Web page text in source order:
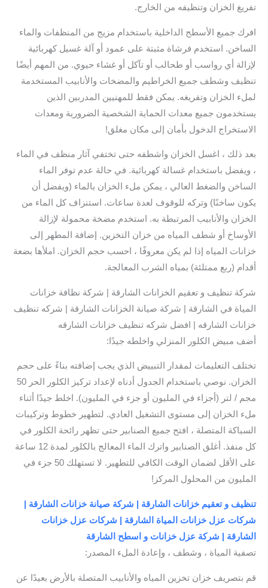
تفريغ الخزان وتنظيفه من الخارج.
افرك جميع الأسطح الداخلية باستخدام مزيج من المنظفات والماء
الساخن. استخدم فرشاة مثبتة على عمود أو آلة غسيل كهربائية
لإزالة أي رواسب أو طحالب أو تآكل أو غشاء حيوي. من المهم أيضًا
تنظيف وشطف جميع الخراطيم والمضخات والأنابيب المستخدمة
لملء الخزان وتفريغه. يمكن فقط للمهنيين المدربين الذين
يستخدمون جميع معدات الحماية الشخصية الضرورية ومعدات
الاستخراج الدخول بأمان إلى مكان مغلق!
بعد ذلك ، اغسل الخزان واشطفه حتى تختفي آثار منظف في الماء
، ويفضل باستخدام غسالة كهربائية. في حالة عدم توفر الماء
الساخن والضغط العالي ، يمكن ملء الخزان بالماء (ويفضل أن
يكون ساخنًا) وتركه للوقوف لعدة ساعات. استنزاف كل الماء من
الخزان والأنابيب المرتبطة به. استخدم مضخة محمولة لإزالة
الأوساخ أو شطف المياه من خزان التخزين. إضافة المطهر إلى
خزانات المياه إذا لم يكن معروفًا ، احسب حجم الخزان. املأها بضعة
أقدام (ربع ممتلئة) بمياه الشرب المعالجة.
شركة تنظيف و تعقيم الخزانات الشارقة | شركة نظافة خزانات
المياة في الشارقة | شركة صيانة الخزانات الشارقة | شركه تنظيف
خزانات الشارقه | افضل شركه تنظيف خزانات الشارقه
أضف مبيض الكلور المنزلي واخلطه جيدًا:
تختلف التعليمات لمقدار التبييض الذي يجب إضافته بناءً على حجم
الخزان. نوصي باستخدام الجدول أدناه لإعداد تركيز الكلور الحر 50
مجم / لتر (أجزاء في المليون أو جزء في المليون). اخلط جيدًا أثناء
ملء الخزان إلى مستوى التشغيل العادي. لتطهير خطوط وتركيبات
السباكة المتصلة ، افتح جميع الصنابير حتى تظهر رائحة الكلور في
كل منفذ. أغلق الصنابير واترك الماء المعالج بالكلور لمدة 12 ساعة
على الأقل لضمان الوقت الكافي للتطهير. لا تستهلك 50 جزء في
المليون من المحلول المركز!
تنظيف و تعقيم خزانات الشارقة | شركة صيانة خزانات الشارقة |
شركات عزل خزانات المياة الشارقة | شركات عزل خزانات
الشارقة | شركة عزل خزانات و اسطح الشارقة
تصفية المياة ، وشطف ، وإعادة الملء المصدر:
قم بتصريف خزان تخزين المياه والأنابيب المتصلة بالأرض بعيدًا عن